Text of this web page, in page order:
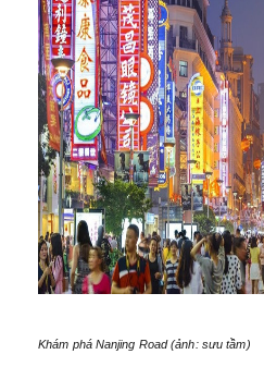
Khám phá Nanjing Road (ảnh: sưu tầm)